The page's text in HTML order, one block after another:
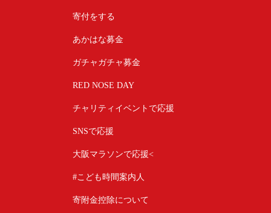
寄付をする
あかはな募金
ガチャガチャ募金
RED NOSE DAY
チャリティイベントで応援
SNSで応援
大阪マラソンで応援<
#こども時間案内人
寄附金控除について